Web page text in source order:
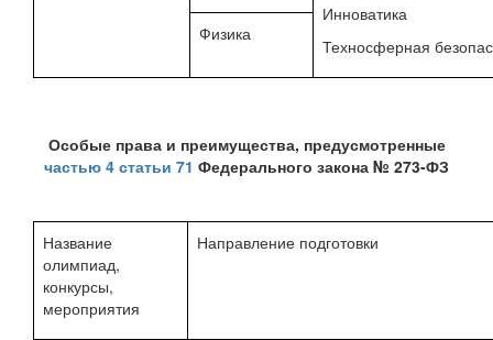
Инноватика
Техносферная
Физика
Особые права и преимущества, предусмотренные
частью 4 статьи 71 Федерального закона № 273-ФЗ
Название
олимпиад,
конкурсы,
мероприятия
Направление подготовки